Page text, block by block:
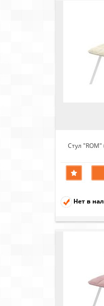
Стул
Нет в